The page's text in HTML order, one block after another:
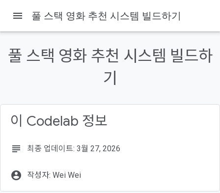
이 페이지의 내용
2. Flutter 개발 환경 설정
menu 풀 스택 영화 추천 시스템 빌드하기
풀 스택 영화 추천 시스템 빌드하
기
이 Codelab 정보
subject 최종 업데이트: 3월 27, 2026
account_circle 작성자: Wei Wei